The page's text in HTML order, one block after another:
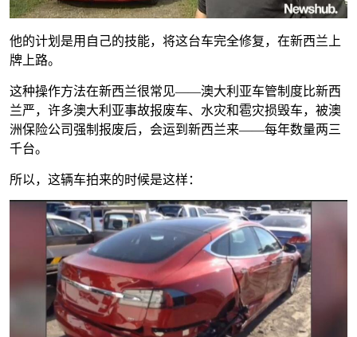
他的计划是用自己的技能，将这台车完全修复，在新西兰上
牌上路。
这种操作方法在新西兰很常见——澳大利亚车管制度比新西
兰严，许多澳大利亚事故报废车、水灾和雹灾损毁车，被澳
洲保险公司强制报废后，会运到新西兰来——每年数量两三
千台。
所以，这辆车拍来的时候是这样：